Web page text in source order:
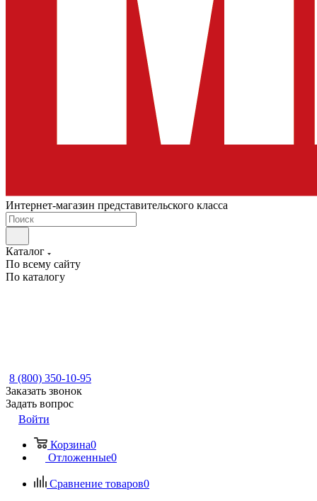
Интернет-магазин представительского класса
Каталог
По всему сайту
По каталогу
8 (800) 350-10-95
Заказать звонок
Задать вопрос
Войти
Корзина0
Отложенные0
Сравнение товаров0